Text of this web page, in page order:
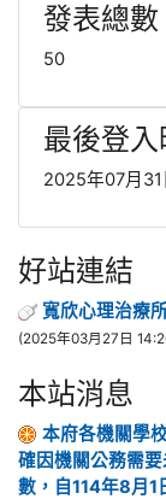
發表總數
50
最後登入
2025年07月
好站連結
寬欣心理治療
(2025年03月27日
本站消息
本府各機關學
確因機關公務需
數，自114年8月1